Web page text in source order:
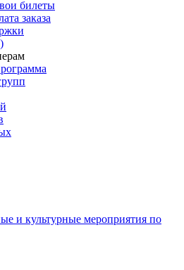
билеты
заказа
и культурные мероприятия по